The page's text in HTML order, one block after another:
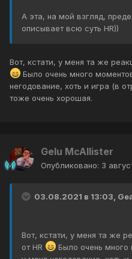
А эта, на мой взгляд,
описывает всю суть HR))
Вот, кстати, у меня та же
Было очень много
негодование, хоть и игра (в
тоже очень хорошая.
Gelu McAllister
Опубликовано: 3
03.08.2021 в 13:03,
Вот, кстати, у меня та же
от HR
Было очень